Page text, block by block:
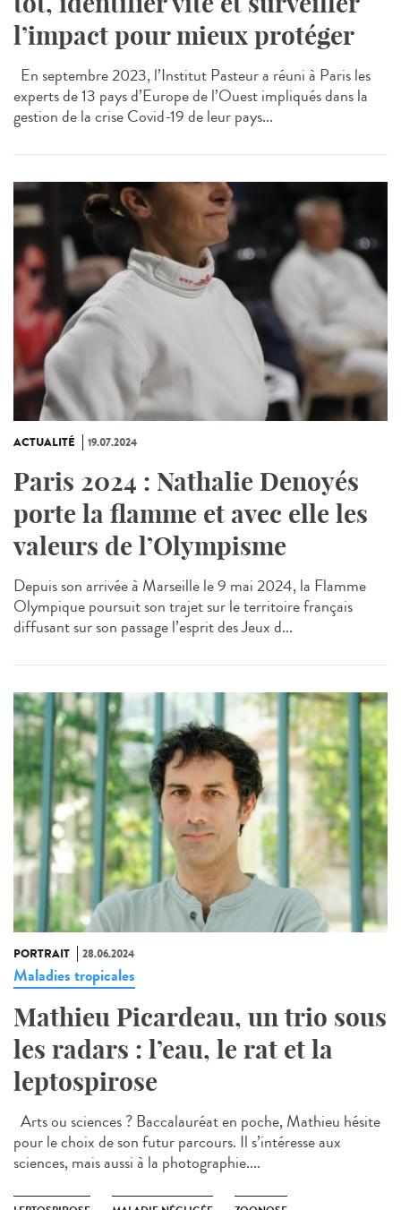
l’impact pour mieux protéger
En septembre 2023, l’Institut Pasteur a réuni à Paris les
experts de 13 pays d’Europe de l’Ouest impliqués dans la
gestion de la crise Covid-19 de leur pays...
ACTUALITÉ 19.07.2024
Paris 2024 : Nathalie Denoyés
porte la flamme et avec elle les
valeurs de l’Olympisme
Depuis son arrivée à Marseille le 9 mai 2024, la Flamme
Olympique poursuit son trajet sur le territoire français
diffusant sur son passage l’esprit des Jeux d...
PORTRAIT 28.06.2024
Maladies tropicales
Mathieu Picardeau, un trio sous
les radars : l’eau, le rat et la
leptospirose
Arts ou sciences ? Baccalauréat en poche, Mathieu hésite
pour le choix de son futur parcours. Il s’intéresse aux
sciences, mais aussi à la photographie....